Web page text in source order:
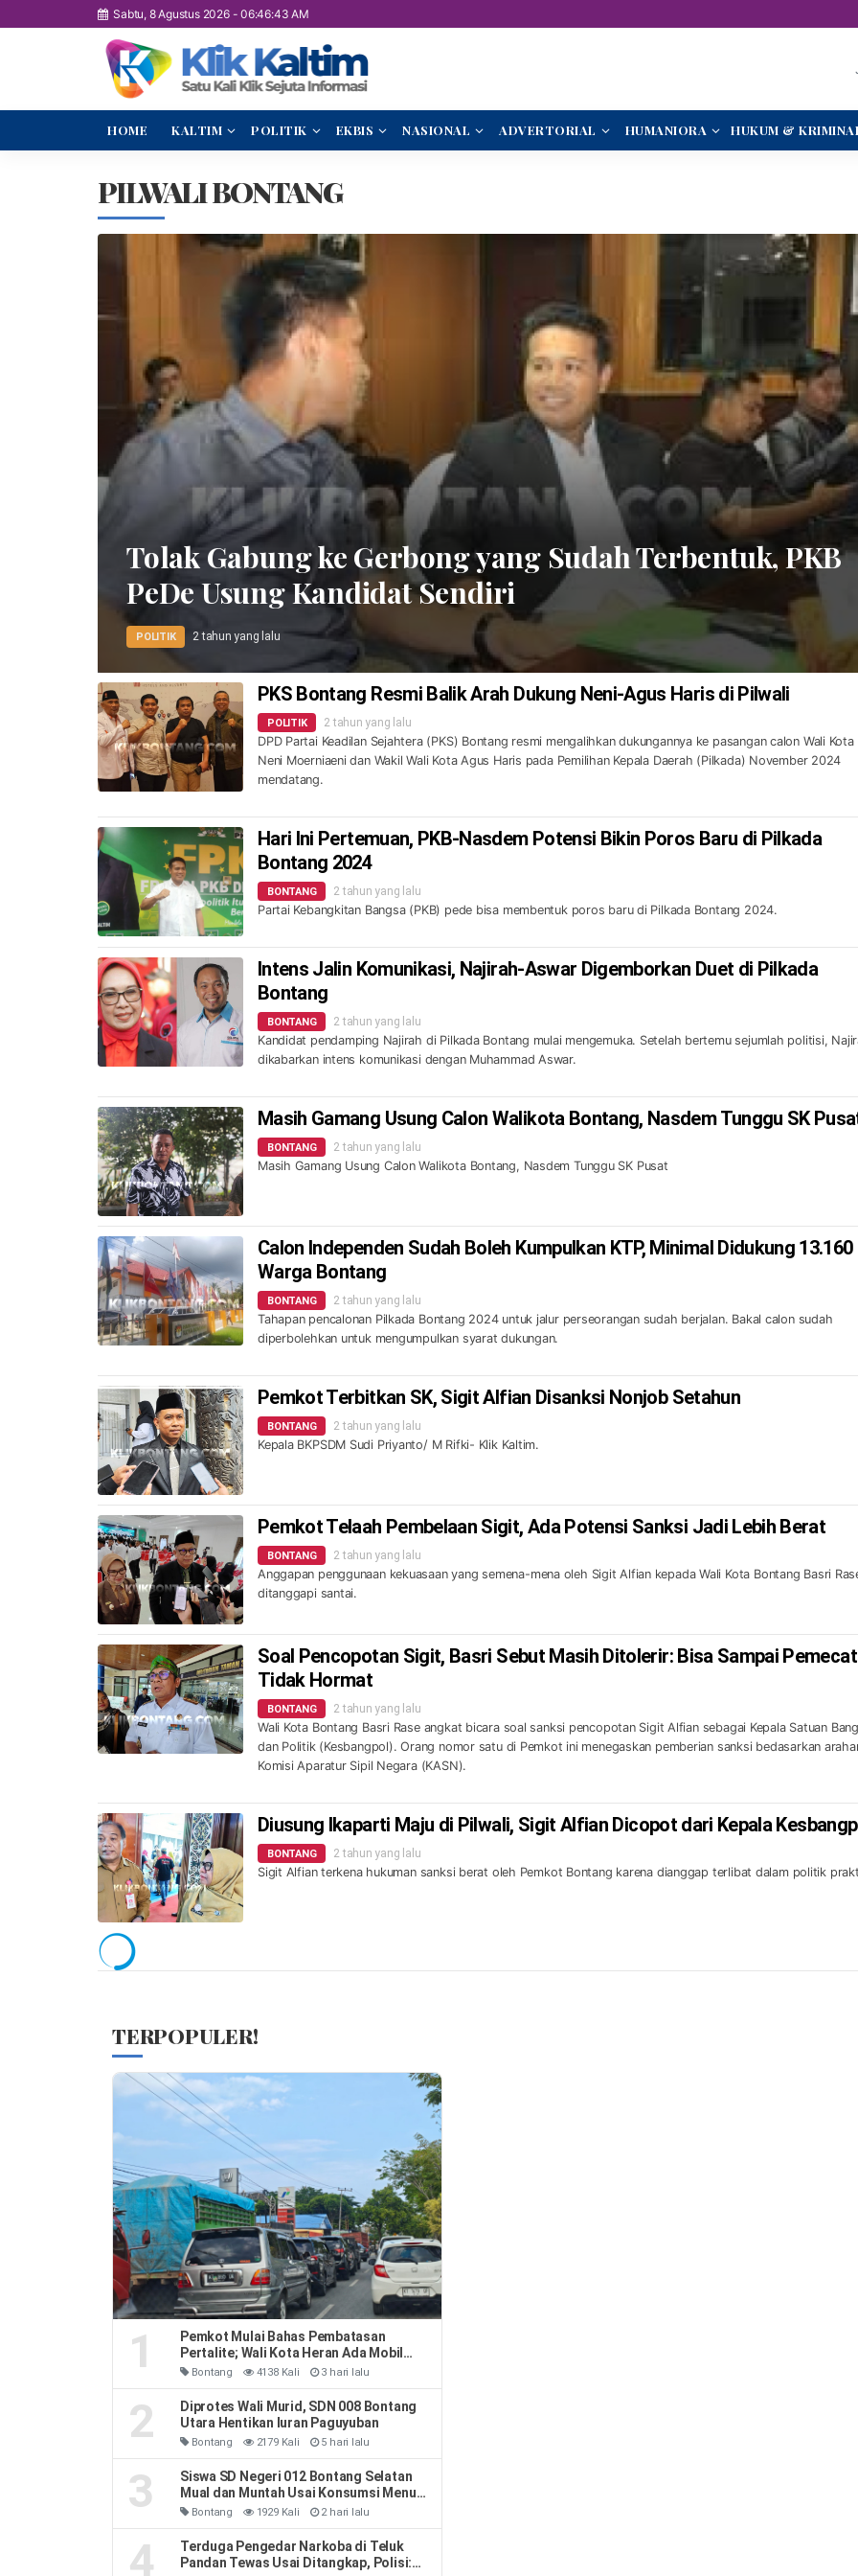
Sabtu, 8 Agustus 2026-06:46:44 AM
HOME KALTIM POLITIK EKBIS NASIONAL ADVERTORIAL HUMANIORA HUKUM &
PILWALI BONTANG
Tolak Gabung ke Gerbong yang Sudah Terbentuk, PKB
PeDe Usung Kandidat Sendiri
POLITIK 2 tahun yang lalu
PKS Bontang Resmi Balik Arah Dukung Neni-Agus Haris di Pilwali
POLITIK 2 tahun yang lalu
DPD Partai Keadilan Sejahtera (PKS) Bontang resmi mengalihkan dukungannya ke pasangan calon Wali Kota
Neni Moerniaeni dan Wakil Wali Kota Agus Haris pada Pemilihan Kepala Daerah (Pilkada) November 2024
mendatang.
Hari Ini Pertemuan, PKB-Nasdem Potensi Bikin Poros Baru di Pilkada
Bontang 2024
BONTANG 2 tahun yang lalu
Partai Kebangkitan Bangsa (PKB) pede bisa membentuk poros baru di Pilkada Bontang 2024.
Intens Jalin Komunikasi, Najirah-Aswar Digemborkan Duet di Pilkada
Bontang
BONTANG 2 tahun yang lalu
Kandidat pendamping Najirah di Pilkada Bontang mulai mengemuka. Setelah bertemu sejumlah politisi,
dikabarkan intens komunikasi dengan Muhammad Aswar.
Masih Gamang Usung Calon Walikota Bontang, Nasdem Tunggu SK
BONTANG 2 tahun yang lalu
Masih Gamang Usung Calon Walikota Bontang, Nasdem Tunggu SK Pusat
Calon Independen Sudah Boleh Kumpulkan KTP, Minimal Didukung 13.160
Warga Bontang
BONTANG 2 tahun yang lalu
Tahapan pencalonan Pilkada Bontang 2024 untuk jalur perseorangan sudah berjalan. Bakal calon sudah
diperbolehkan untuk mengumpulkan syarat dukungan.
Pemkot Terbitkan SK, Sigit Alfian Disanksi Nonjob Setahun
BONTANG 2 tahun yang lalu
Kepala BKPSDM Sudi Priyanto/ M Rifki- Klik Kaltim.
Pemkot Telaah Pembelaan Sigit, Ada Potensi Sanksi Jadi Lebih Berat
BONTANG 2 tahun yang lalu
Anggapan penggunaan kekuasaan yang semena-mena oleh Sigit Alfian kepada Wali Kota Bontang Basri
ditanggapi santai.
Soal Pencopotan Sigit, Basri Sebut Masih Ditolerir: Bisa Sampai
Tidak Hormat
BONTANG 2 tahun yang lalu
Wali Kota Bontang Basri Rase angkat bicara soal sanksi pencopotan Sigit Alfian sebagai Kepala Satuan
dan Politik (Kesbangpol). Orang nomor satu di Pemkot ini menegaskan pemberian sanksi bedasarkan
Komisi Aparatur Sipil Negara (KASN).
Diusung Ikaparti Maju di Pilwali, Sigit Alfian Dicopot dari Kepala
BONTANG 2 tahun yang lalu
Sigit Alfian terkena hukuman sanksi berat oleh Pemkot Bontang karena dianggap terlibat dalam politik
TERPOPULER!
1
Pemkot Mulai Bahas Pembatasan
Pertalite; Wali Kota Heran Ada Mobil
Habiskan 40 Liter Sehari
Bontang 4138 Kali 3 hari lalu
2
Diprotes Wali Murid, SDN 008 Bontang
Utara Hentikan Iuran Paguyuban
Bontang 2179 Kali 5 hari lalu
3
Siswa SD Negeri 012 Bontang Selatan
Mual dan Muntah Usai Konsumsi Menu
MBG
Bontang 1929 Kali 2 hari lalu
4
Terduga Pengedar Narkoba di Teluk
Pandan Tewas Usai Ditangkap, Polisi: